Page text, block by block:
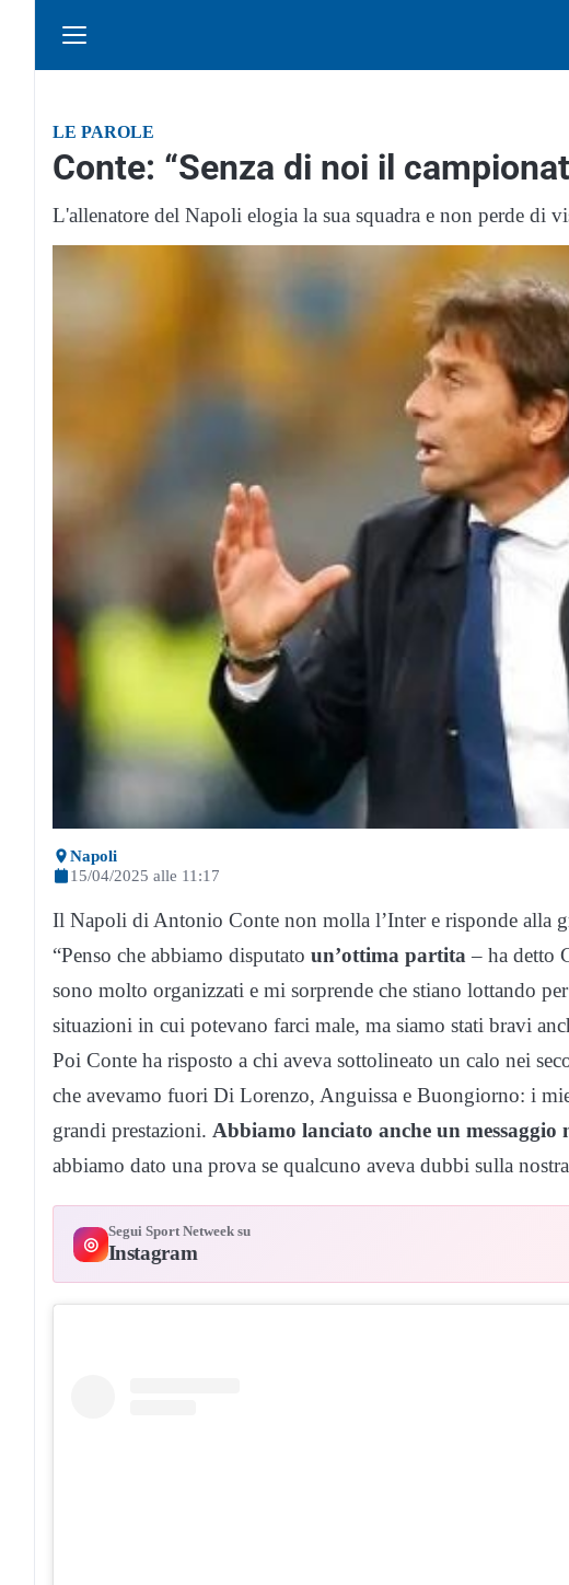
LE PAROLE
Conte: “Senza di noi il
L'allenatore del Napoli elogia la sua squadra e non perde di
Napoli
15/04/2025 alle 11:17
Il Napoli di Antonio Conte non molla l’Inter e risponde alla
“Penso che abbiamo disputato un’ottima partita – ha detto
sono molto organizzati e mi sorprende che stiano lottando
situazioni in cui potevano farci male, ma siamo stati bravi
Poi Conte ha risposto a chi aveva sottolineato un calo nei
che avevamo fuori Di Lorenzo, Anguissa e Buongiorno: i
grandi prestazioni. Abbiamo lanciato anche un messaggio
abbiamo dato una prova se qualcuno aveva dubbi sulla
◎
Segui Sport Netweek su
Instagram